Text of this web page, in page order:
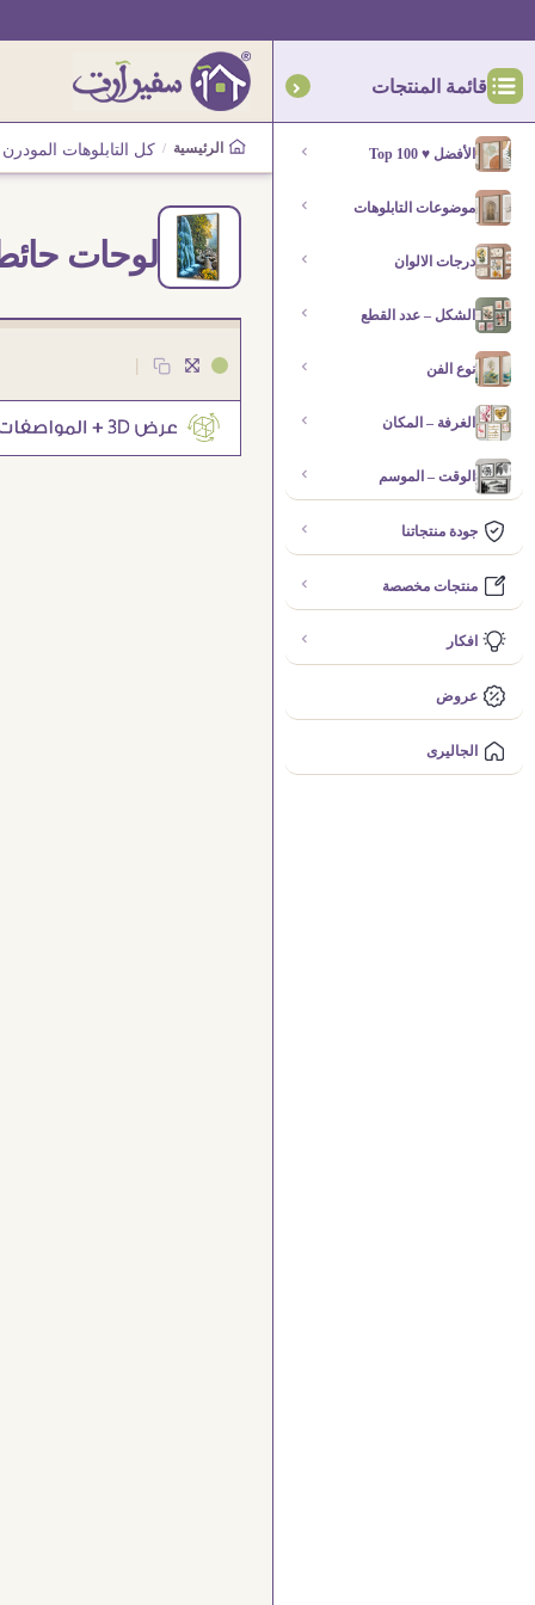
قائمة المنتجات
الأفضل ♥ Top 100
موضوعات التابلوهات
درجات الالوان
الشكل – عدد القطع
نوع الفن
الغرفة – المكان
الوقت – الموسم
جودة منتجاتنا
منتجات مخصصة
افكار
عروض
الجاليرى
الرئيسية / كل التابلوهات المودرن
لوحات
|